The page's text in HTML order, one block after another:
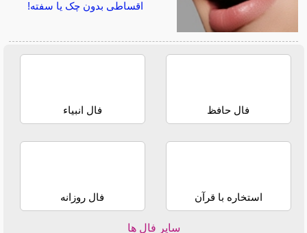
اقساطی بدون چک یا سفته!
فال حافظ فال انبیاء
استخاره با قرآن فال روزانه
سایر فال ها